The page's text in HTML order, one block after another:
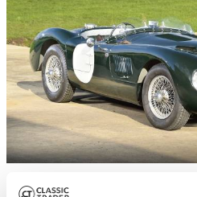
1996 | CERA C-Type